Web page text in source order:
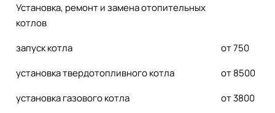
Установка, ремонт и замена отопительных
котлов
запуск котла
от 750
установка твердотопливного котла
от 8500
установка газового котла
от 3800